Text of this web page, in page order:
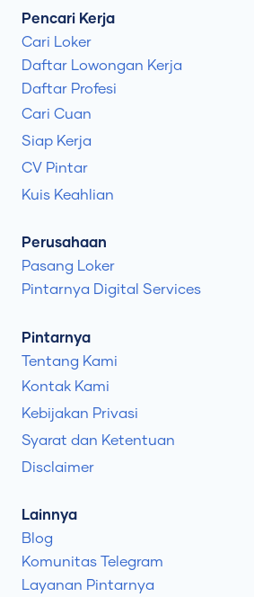
Pencari Kerja
Cari Loker
Daftar Lowongan Kerja
Daftar Profesi
Cari Cuan
Siap Kerja
CV Pintar
Kuis Keahlian
Perusahaan
Pasang Loker
Pintarnya Digital Services
Pintarnya
Tentang Kami
Kontak Kami
Kebijakan Privasi
Syarat dan Ketentuan
Disclaimer
Lainnya
Blog
Komunitas Telegram
Layanan Pintarnya